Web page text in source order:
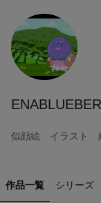
似顔絵 イラスト
作品一覧 シリーズ